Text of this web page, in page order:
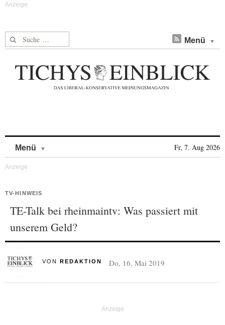
Suche nach: Menü
Menü Fr, 7. Aug 2026
TV-HINWEIS
TE-Talk bei rheinmaintv: Was passiert mit
unserem Geld?
VON REDAKTION Do, 16. Mai 2019